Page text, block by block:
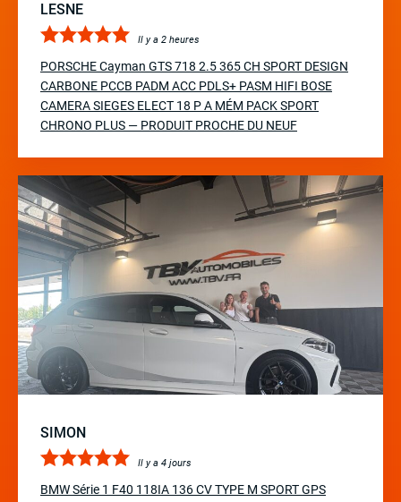
LESNE
Il y a 2 heures
PORSCHE Cayman GTS 718 2.5 365 CH SPORT DESIGN
CARBONE PCCB PADM ACC PDLS+ PASM HIFI BOSE
CAMERA SIEGES ELECT 18 P A MÉM PACK SPORT
CHRONO PLUS — PRODUIT PROCHE DU NEUF
SIMON
Il y a 4 jours
BMW Série 1 F40 118IA 136 CV TYPE M SPORT GPS